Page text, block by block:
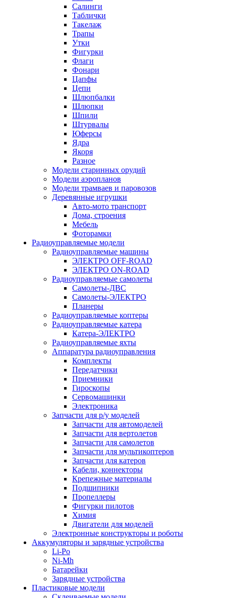
Салинги
Таблички
Такелаж
Трапы
Утки
Фигурки
Флаги
Фонари
Цапфы
Цепи
Шлюпбалки
Шлюпки
Шпили
Штурвалы
Юферсы
Ядра
Якоря
Разное
Модели старинных орудий
Модели аэропланов
Модели трамваев и паровозов
Деревянные игрушки
Авто-мото транспорт
Дома, строения
Мебель
Фоторамки
Радиоуправляемые модели
Радиоуправляемые машины
ЭЛЕКТРО OFF-ROAD
ЭЛЕКТРО ON-ROAD
Радиоуправляемые самолеты
Самолеты-ДВС
Самолеты-ЭЛЕКТРО
Планеры
Радиоуправляемые коптеры
Радиоуправляемые катера
Катера-ЭЛЕКТРО
Радиоуправляемые яхты
Аппаратура радиоуправления
Комплекты
Передатчики
Приемники
Гироскопы
Сервомашинки
Электроника
Запчасти для р/у моделей
Запчасти для автомоделей
Запчасти для вертолетов
Запчасти для самолетов
Запчасти для мультикоптеров
Запчасти для катеров
Кабели, коннекторы
Крепежные материалы
Подшипники
Пропеллеры
Фигурки пилотов
Химия
Двигатели для моделей
Электронные конструкторы и роботы
Аккумуляторы и зарядные устройства
Li-Po
Ni-Mh
Батарейки
Зарядные устройства
Пластиковые модели